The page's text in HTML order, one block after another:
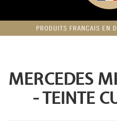
MERCEDES
- TEINTE